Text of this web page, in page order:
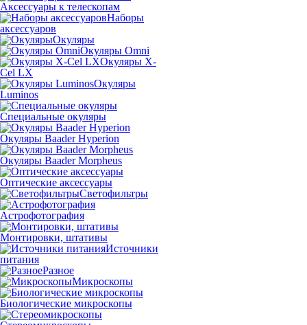
Аксессуары к телескопам
Наборы
аксессуаров
Окуляры
Окуляры Omni
Окуляры X-
Сel LX
Окуляры
Luminos
Специальные окуляры
Окуляры Baader Hyperion
Окуляры Baader Morpheus
Оптические аксессуары
Светофильтры
Астрофотография
Монтировки, штативы
Источники
питания
Разное
Микроскопы
Биологические микроскопы